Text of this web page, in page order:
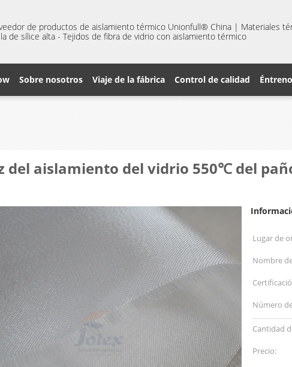
de productos de aislamiento térmico Unionfull® China | Materiales
de sílice alta - Tejidos de fibra de vidrio con aislamiento térmico
Sobre nosotros Viaje de la fábrica Control de calidad
del aislamiento del vidrio 550℃ del
Lugar de
Nombre
Número
Cantidad
mínima:
Precio: